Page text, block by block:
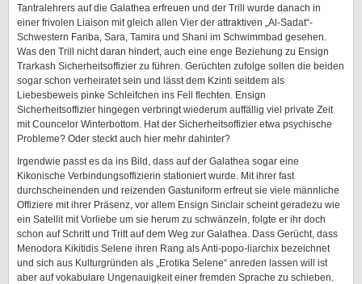
Tantralehrers auf die Galathea erfreuen und der Trill wurde danach in
einer frivolen Liaison mit gleich allen Vier der attraktiven „Al-Sadat“-
Schwestern Fariba, Sara, Tamira und Shani im Schwimmbad gesehen.
Was den Trill nicht daran hindert, auch eine enge Beziehung zu Ensign
Trarkash Sicherheitsoffizier zu führen. Gerüchten zufolge sollen die beiden
sogar schon verheiratet sein und lässt dem Kzinti seitdem als
Liebesbeweis pinke Schleifchen ins Fell flechten. Ensign
Sicherheitsoffizier hingegen verbringt wiederum auffällig viel private Zeit
mit Councelor Winterbottom. Hat der Sicherheitsoffizier etwa psychische
Probleme? Oder steckt auch hier mehr dahinter?
Irgendwie passt es da ins Bild, dass auf der Galathea sogar eine
Kikonische Verbindungsoffizierin stationiert wurde. Mit ihrer fast
durchscheinenden und reizenden Gastuniform erfreut sie viele männliche
Offiziere mit ihrer Präsenz, vor allem Ensign Sinclair scheint geradezu wie
ein Satellit mit Vorliebe um sie herum zu schwänzeln, folgte er ihr doch
schon auf Schritt und Tritt auf dem Weg zur Galathea. Dass Gerücht, dass
Menodora Kikitidis Selene ihren Rang als Anti-popo-liarchix bezeichnet
und sich aus Kulturgründen als „Erotika Selene“ anreden lassen will ist
aber auf vokabulare Ungenauigkeit einer fremden Sprache zu schieben.